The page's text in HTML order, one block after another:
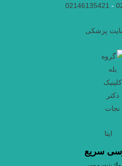
-
02146135421
پزشکی
سریع